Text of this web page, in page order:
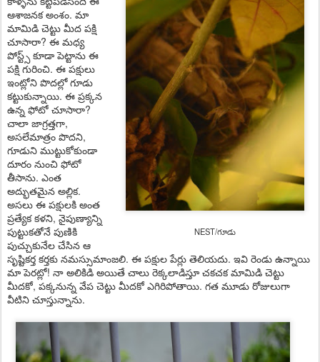
NEST/గూడు
ఆశాజనక అంశం. మా
మామిడి చెట్టు మీద పక్షి
చూసారా? ఈ మధ్య
పోస్ట్స్ కూడా పెట్టాను ఈ
పక్షి గురించి. ఈ పక్షులు
ఇంట్లోని పొదల్లో గూడు
కట్టుకున్నాయి. ఈ ప్రక్కన
ఉన్న ఫోటో చూసారా?
చాలా జాగ్రత్తగా,
అసలేమాత్రం పొదని,
గూడుని ముట్టుకోకుండా
దూరం నుంచి ఫోటో
తీసాను. ఎంత
అద్భుతమైన అల్లిక.
అసలు ఈ పక్షులకి అంత
ప్రత్యేక కళని, నైపుణ్యాన్ని
పుట్టుకతోనే పుణికి
పుచ్చుకునేల చేసిన ఆ
సృష్టికర్త కర్తకు నమస్సుమాంజలి. ఈ పక్షుల పేర్లు తెలియదు. ఇవి రెండు ఉన్నాయి
మా పెరట్లో! నా అలికిడి అయితే చాలు రెక్కలాడిస్తూ చకచక మామిడి చెట్టు
మీదకో, పక్కనున్న వేప చెట్టు మీదకో ఎగిరిపోతాయి. గత మూడు రోజులుగా
వీటిని చూస్తున్నాను.